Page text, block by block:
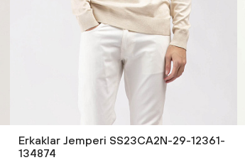
Erkaklar Jemperi SS23CA2N-29-12361-
134874